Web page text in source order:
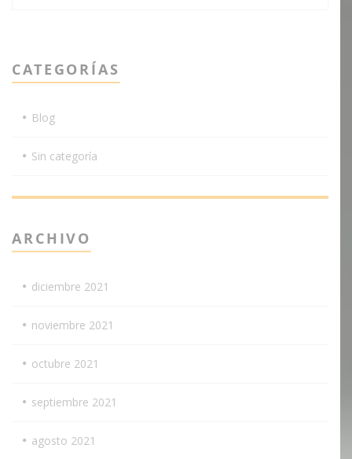
CATEGORÍAS
Blog
Sin categoría
ARCHIVO
diciembre 2021
noviembre 2021
octubre 2021
septiembre 2021
agosto 2021